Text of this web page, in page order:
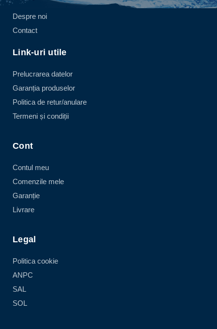
Despre noi
Contact
Link-uri utile
Prelucrarea datelor
Garanția produselor
Politica de retur/anulare
Termeni și condiții
Cont
Contul meu
Comenzile mele
Garanție
Livrare
Legal
Politica cookie
ANPC
SAL
SOL